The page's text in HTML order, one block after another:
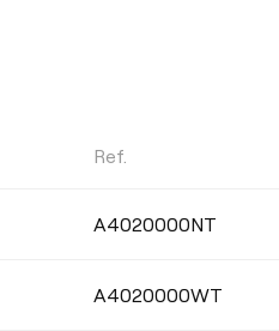
FARBTEMPERATUR
Ref.
A4020000NT
A4020000WT